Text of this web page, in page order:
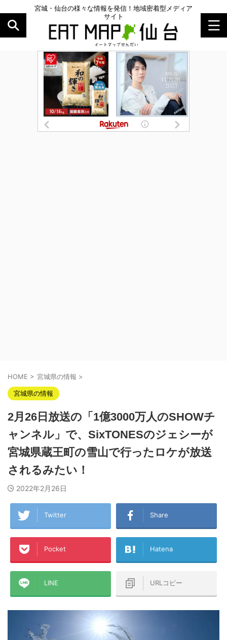
宮城・仙台の様々な情報を発信！地域密着型メディア
サイト
HOME > 宮城県の情報 >
宮城県の情報
2月26日放送の「1億3000万人のSHOWチ
ャンネル」で、SixTONESのジェシーが
宮城県蔵王町の雪山で行ったロケが放送
されるみたい！
2022年2月26日
Twitter Share
Pocket Hatena
LINE URLコピー